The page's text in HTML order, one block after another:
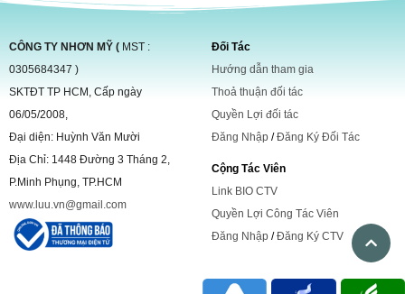
CÔNG TY NHƠN MỸ ( MST :
0305684347 )
SKTĐT TP HCM, Cấp ngày
06/05/2008,
Đại diện: Huỳnh Văn Mười
Địa Chỉ: 1448 Đường 3 Tháng 2,
P.Minh Phụng, TP.HCM
www.luu.vn@gmail.com
Đối Tác
Hướng dẫn tham gia
Thoả thuận đối tác
Quyền Lợi đối tác
Đăng Nhập /Đăng Ký Đối Tác
Cộng Tác Viên
Link BIO CTV
Quyền Lợi Công Tác Viên
Đăng Nhập /Đăng Ký CTV